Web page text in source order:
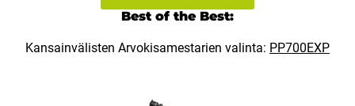
Best of the Best:
Kansainvälisten Arvokisamestarien valinta: PP700EXP